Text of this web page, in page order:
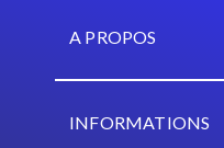
A PROPOS
INFORMATIONS